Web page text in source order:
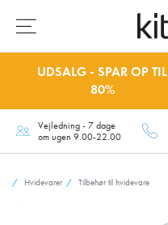
UDSALG - SPAR OP TIL
80%
Vejledning - 7 dage
om ugen 9.00-22.00
Hvidevarer Tilbehør til hvidevare